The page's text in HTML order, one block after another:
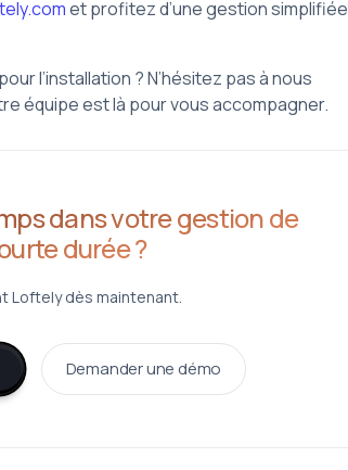
et profitez d’une gestion simplifiée
l’installation ? N’hésitez pas à nous
équipe est là pour vous accompagner.
dans votre gestion de
durée ?
Loftely dès maintenant.
Demander une démo